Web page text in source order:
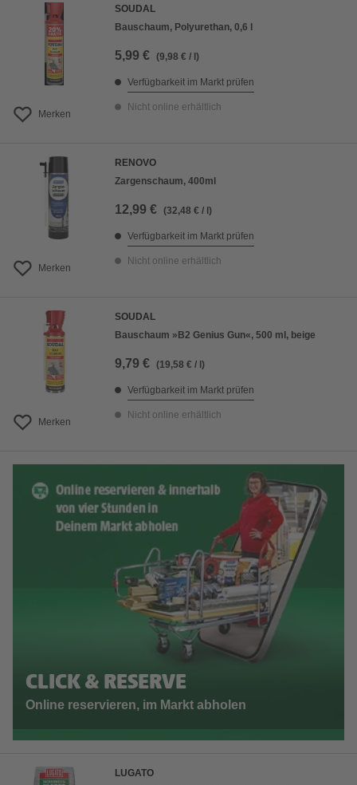
Merken
SOUDAL
Bauschaum, Polyurethan, 0,6 l
5,99 € (9,98 € / l)
Verfügbarkeit im Markt prüfen
Nicht online erhältlich
Merken
RENOVO
Zargenschaum, 400ml
12,99 € (32,48 € / l)
Verfügbarkeit im Markt prüfen
Nicht online erhältlich
Merken
SOUDAL
Bauschaum »B2 Genius Gun«, 500 ml, beige
9,79 € (19,58 € / l)
Verfügbarkeit im Markt prüfen
Nicht online erhältlich
CLICK & RESERVE
Online reservieren, im Markt abholen
LUGATO